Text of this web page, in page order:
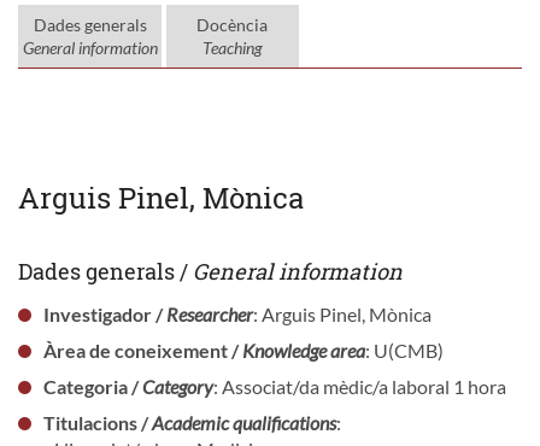
Dades generals
General information
Docència
Teaching
Arguis Pinel, Mònica
Dades generals / General information
Investigador /Researcher: Arguis Pinel, Mònica
Àrea de coneixement /Knowledge area: U(CMB)
Categoria /Category: Associat/da mèdic/a laboral 1 hora
Titulacions /Academic qualifications: